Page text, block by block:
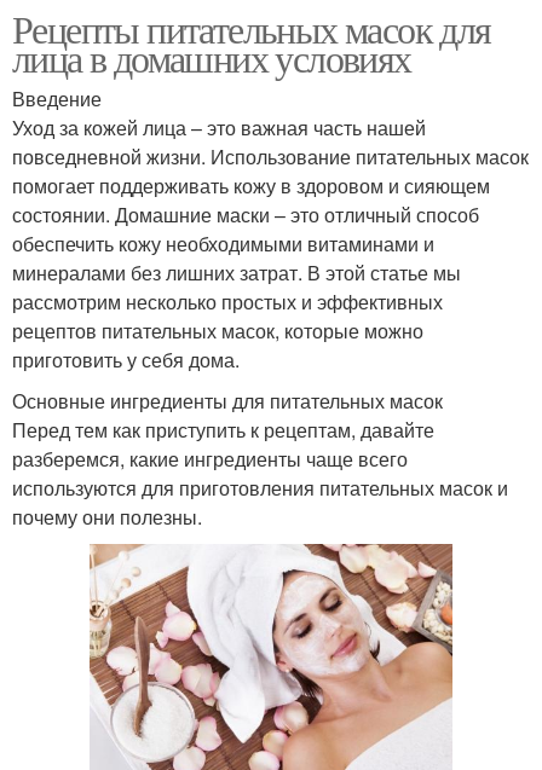
Рецепты питательных масок для
лица в домашних условиях
Введение
Уход за кожей лица – это важная часть нашей
повседневной жизни. Использование питательных масок
помогает поддерживать кожу в здоровом и сияющем
состоянии. Домашние маски – это отличный способ
обеспечить кожу необходимыми витаминами и
минералами без лишних затрат. В этой статье мы
рассмотрим несколько простых и эффективных
рецептов питательных масок, которые можно
приготовить у себя дома.
Основные ингредиенты для питательных масок
Перед тем как приступить к рецептам, давайте
разберемся, какие ингредиенты чаще всего
используются для приготовления питательных масок и
почему они полезны.